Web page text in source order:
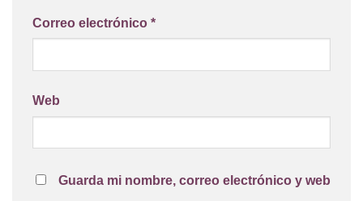
Correo electrónico *
Web
Guarda mi nombre, correo electrónico y web